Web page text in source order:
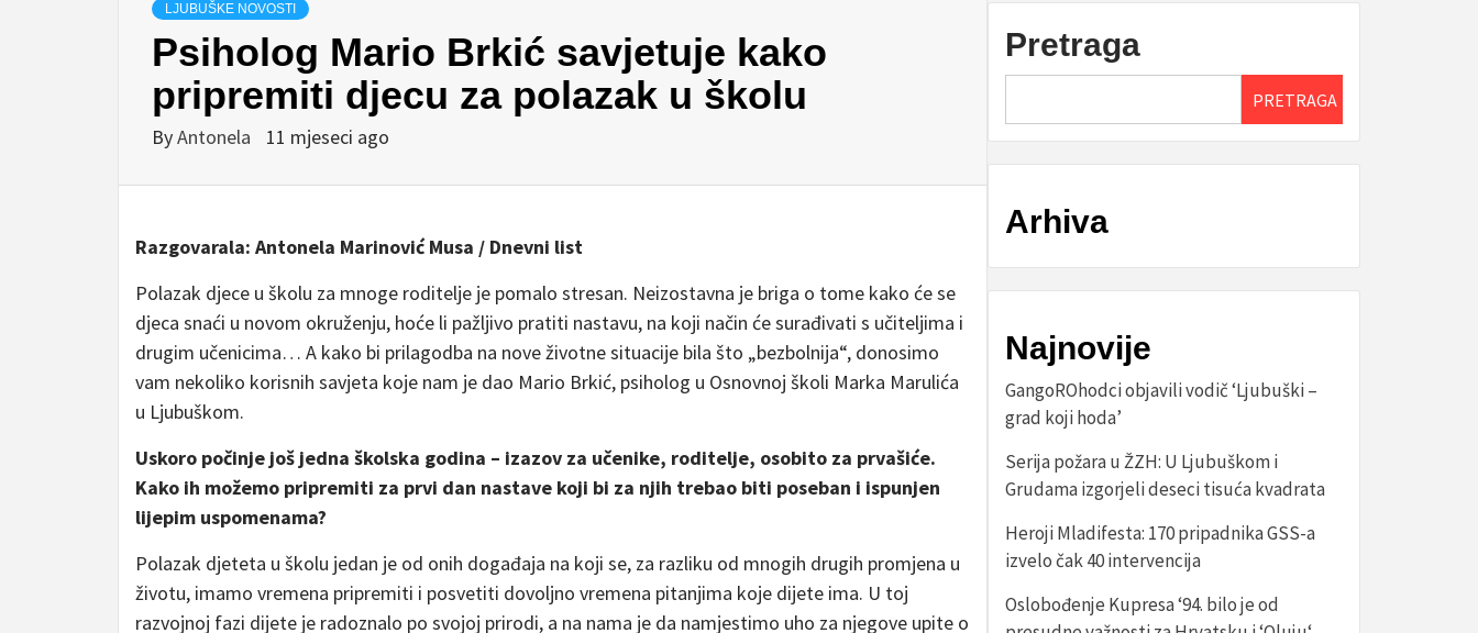
LJUBUŠKE NOVOSTI
Psiholog Mario Brkić savjetuje kako
pripremiti djecu za polazak u školu
ByAntonela 11 mjeseci ago
Razgovarala: Antonela Marinović Musa / Dnevni list
Polazak djece u školu za mnoge roditelje je pomalo stresan. Neizostavna je briga o tome kako će se
djeca snaći u novom okruženju, hoće li pažljivo pratiti nastavu, na koji način će surađivati s učiteljima i
drugim učenicima… A kako bi prilagodba na nove životne situacije bila što „bezbolnija“, donosimo
vam nekoliko korisnih savjeta koje nam je dao Mario Brkić, psiholog u Osnovnoj školi Marka Marulića
u Ljubuškom.
Uskoro počinje još jedna školska godina – izazov za učenike, roditelje, osobito za prvašiće.
Kako ih možemo pripremiti za prvi dan nastave koji bi za njih trebao biti poseban i ispunjen
lijepim uspomenama?
Polazak djeteta u školu jedan je od onih događaja na koji se, za razliku od mnogih drugih promjena u
životu, imamo vremena pripremiti i posvetiti dovoljno vremena pitanjima koje dijete ima. U toj
razvojnoj fazi dijete je radoznalo po svojoj prirodi, a na nama je da namjestimo uho za njegove upite o
Pretraga
PRETRAGA
Arhiva
Najnovije
GangoROhodci objavili vodič ‘Ljubuški –
grad koji hoda’
Serija požara u ŽZH: U Ljubuškom i
Grudama izgorjeli deseci tisuća kvadrata
Heroji Mladifesta: 170 pripadnika GSS-a
izvelo čak 40 intervencija
Oslobođenje Kupresa ‘94. bilo je od